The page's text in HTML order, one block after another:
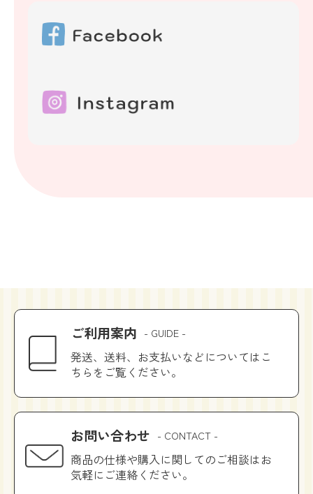
ご利用案内 - GUIDE -
発送、送料、お支払いなどについてはこ
ちらをご覧ください。
お問い合わせ - CONTACT -
商品の仕様や購入に関してのご相談はお
気軽にご連絡ください。